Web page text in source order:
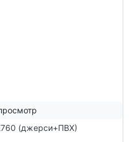
(джерси+ПВХ)